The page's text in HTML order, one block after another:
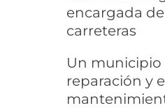
encargada
carreteras
Un municipio
reparación y